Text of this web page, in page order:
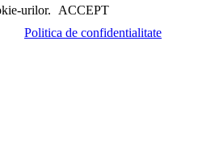
urilor.
ACCEPT
Politica de confidentialitate